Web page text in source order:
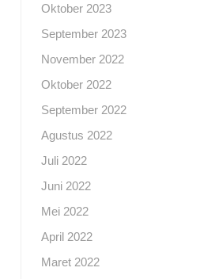
Oktober 2023
September 2023
November 2022
Oktober 2022
September 2022
Agustus 2022
Juli 2022
Juni 2022
Mei 2022
April 2022
Maret 2022